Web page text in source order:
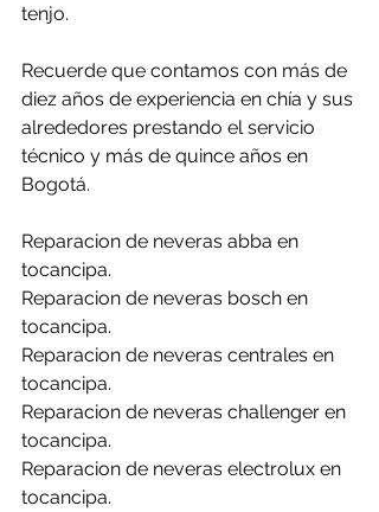
tenjo.
Recuerde que contamos con más de
diez años de experiencia en chía y sus
alrededores prestando el servicio
técnico y más de quince años en
Bogotá.
Reparacion de neveras abba en
tocancipa.
Reparacion de neveras bosch en
tocancipa.
Reparacion de neveras centrales en
tocancipa.
Reparacion de neveras challenger en
tocancipa.
Reparacion de neveras electrolux en
tocancipa.